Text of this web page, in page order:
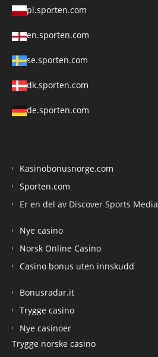
pl.sporten.com
en.sporten.com
se.sporten.com
dk.sporten.com
de.sporten.com
Kasinobonusnorge.com
Sporten.com
Er en del av Discover Sports Media
Nye casino
Norsk Online Casino
Casino bonus uten innskudd
Bonusradar.it
Trygge casino
Nye casinoer
Trygge norske casino